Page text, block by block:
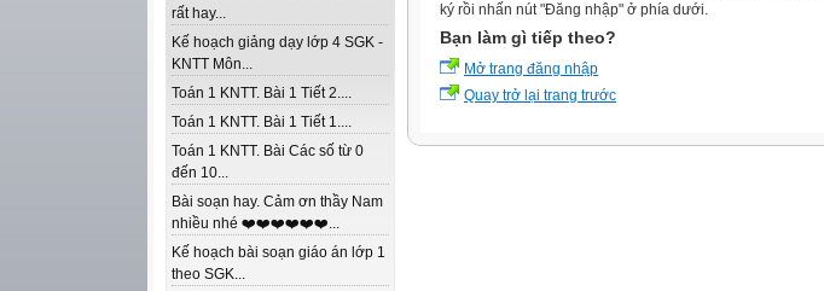
rất hay...
Kế hoạch giảng dạy lớp 4 SGK -
KNTT Môn...
Toán 1 KNTT. Bài 1 Tiết 2....
Toán 1 KNTT. Bài 1 Tiết 1....
Toán 1 KNTT. Bài Các số từ 0
đến 10...
Bài soạn hay. Cảm ơn thầy Nam
nhiều nhé ❤️❤️❤️❤️❤️❤️...
Kế hoạch bài soạn giáo án lớp 1
theo SGK...
ký rồi nhấn nút "Đăng nhập" ở phía dưới.
Bạn làm gì tiếp theo?
Mở trang đăng nhập
Quay trở lại trang trước